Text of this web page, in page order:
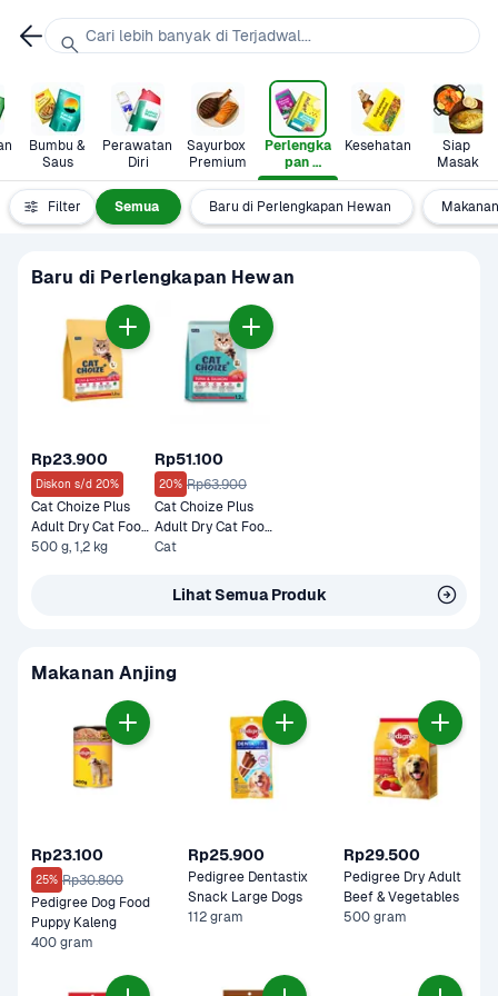
Bumbu &
Saus
Perawatan
Diri
Sayurbox
Premium
Perlengka
pan
Hewan
Kesehatan
Siap
Masak
Filter Semua Baru di Perlengkapan Hewan
Baru di Perlengkapan Hewan
Rp23.900
Diskon s/d 20%
Cat Choize Plus
Adult Dry Cat Food
Tuna & Mackerel
500 g, 1,2 kg
Rp51.100
20% Rp63.900
Cat Choize Plus
Adult Dry Cat Food
Tuna & Salmon 1,2
Cat
Lihat Semua Produk
Makanan Anjing
Rp23.100
25% Rp30.800
Pedigree Dog Food
Puppy Kaleng
400 gram
Rp25.900
Pedigree Dentastix
Snack Large Dogs
112 gram
Rp29.500
Pedigree Dry Adult
Beef & Vegetables
500 gram
Cari lebih banyak di Terjadwal...